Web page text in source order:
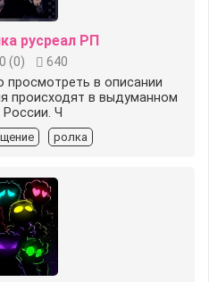
русреал РП
0 (0)
640
в описании
происходят в выдуманном
Ч
ролка